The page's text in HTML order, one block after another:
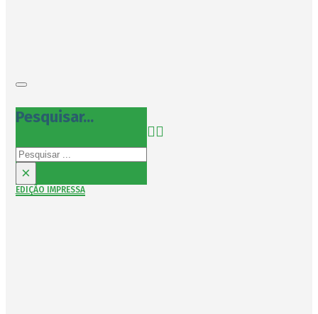
Pesquisar...
Pesquisar
×
EDIÇÃO IMPRESSA